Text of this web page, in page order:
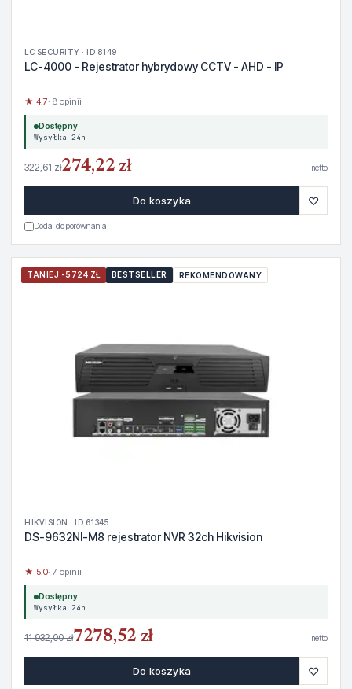
LC SECURITY · ID 8149
LC-4000 - Rejestrator hybrydowy CCTV - AHD - IP
★ 4.7· 8 opinii
Dostępny
Wysyłka 24h
322,61 zł274,22 zł netto
Do koszyka ♡
Dodaj do porównania
TANIEJ -5724 ZŁ BESTSELLER REKOMENDOWANY
HIKVISION · ID 61345
DS-9632NI-M8 rejestrator NVR 32ch Hikvision
★ 5.0· 7 opinii
Dostępny
Wysyłka 24h
11 932,00 zł7278,52 zł netto
Do koszyka ♡